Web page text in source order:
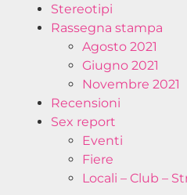
Stereotipi
Rassegna stampa
Agosto 2021
Giugno 2021
Novembre 2021
Recensioni
Sex report
Eventi
Fiere
Locali – Club –